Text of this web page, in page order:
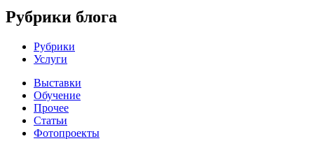
Рубрики блога
Рубрики
Услуги
Выставки
Обучение
Прочее
Статьи
Фотопроекты